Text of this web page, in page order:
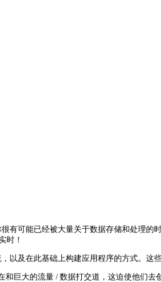
有可能已经被大量关于数据存储和处理的
时！
以及在此基础上构建应用程序的方式。这
巨大的流量 / 数据打交道，这迫使他们去